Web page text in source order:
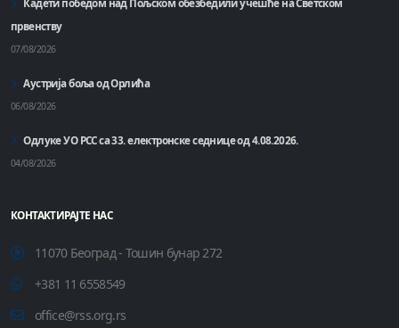
првенству
07/08/2026
Аустрија боља од Орлића
06/08/2026
Одлуке УО РСС са 33. електронске седнице од 4.08.2026.
04/08/2026
КОНТАКТИРАЈТЕ НАС
11070 Београд - Тошин бунар 272
+381 11 6558549
office@rss.org.rs